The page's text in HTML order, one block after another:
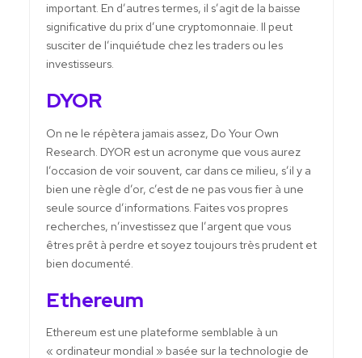
important. En d’autres termes, il s’agit de la baisse
significative du prix d’une cryptomonnaie. Il peut
susciter de l’inquiétude chez les traders ou les
investisseurs.
DYOR
On ne le répètera jamais assez, Do Your Own
Research. DYOR est un acronyme que vous aurez
l’occasion de voir souvent, car dans ce milieu, s’il y a
bien une règle d’or, c’est de ne pas vous fier à une
seule source d’informations. Faites vos propres
recherches, n’investissez que l’argent que vous
êtres prêt à perdre et soyez toujours très prudent et
bien documenté.
Ethereum
Ethereum est une plateforme semblable à un
« ordinateur mondial » basée sur la technologie de